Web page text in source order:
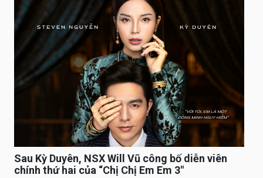
Sau Kỳ Duyên, NSX Will Vũ công bố diễn viên
chính thứ hai của “Chị Chị Em Em 3″